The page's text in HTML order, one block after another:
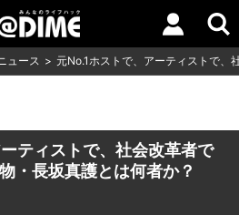
ュース 元No.1ホストで、アーティストで、
ティストで、社会改革者で
・長坂真護とは何者か？